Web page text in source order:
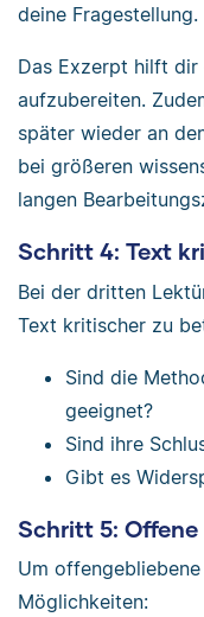
deine Fragestellung.
Das Exzerpt hilft
aufzubereiten.
später wieder an
bei größeren
langen
Schritt 4: Text
Bei der dritten
Text kritischer zu
Sind die
geeignet?
Sind ihre
Gibt es
Schritt 5: Offene
Um
Möglichkeiten: